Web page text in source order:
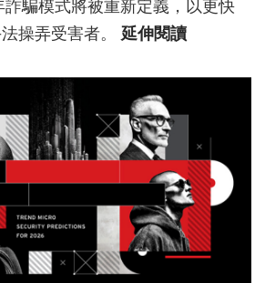
騙模式將被重新定義，以更快
操弄受害者。 延伸閱讀